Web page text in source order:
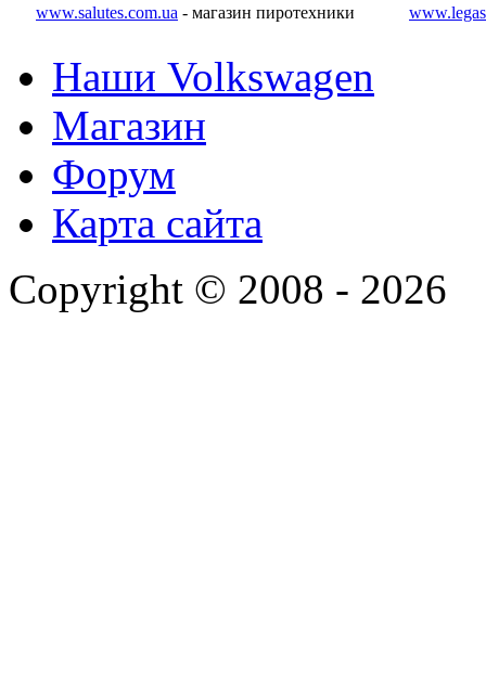
www.salutes.com.ua - магазин пиротехники
Наши Volkswagen
Магазин
Форум
Карта сайта
Copyright © 2008 - 2026